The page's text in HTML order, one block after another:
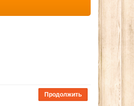
Продолжить